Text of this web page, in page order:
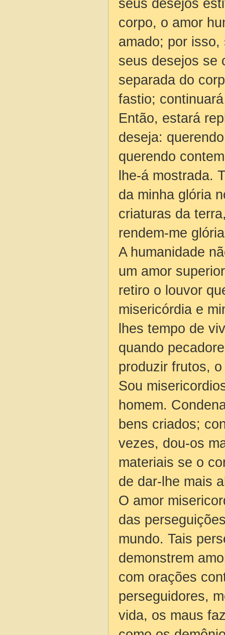
seus desejos
corpo, o amor
amado; por
seus desejos se
separada do
fastio;
Então, estará
deseja:
querendo
lhe-á mostrada.
da minha glória
criaturas da
rendem-me
A humanidade
um amor
retiro o louvor
misericórdia e
lhes tempo de
quando
produzir frutos,
Sou
homem.
bens criados;
vezes, dou-os
materiais se o
de dar-lhe mais
O amor
das
mundo. Tais
demonstrem
com orações
perseguidores,
vida, os maus